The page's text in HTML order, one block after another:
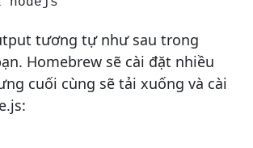
tương tự như sau trong
Homebrew sẽ cài đặt nhiều
cuối cùng sẽ tải xuống và cài